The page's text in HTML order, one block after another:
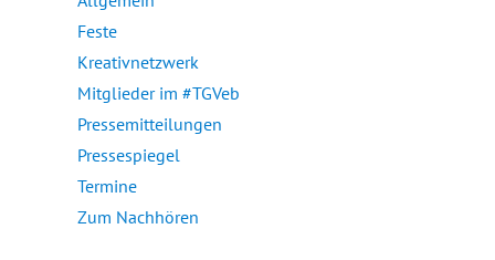
Feste
Kreativnetzwerk
Mitglieder im #TGVeb
Pressemitteilungen
Pressespiegel
Termine
Zum Nachhören